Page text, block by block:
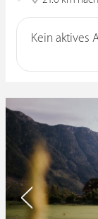
Kein aktives